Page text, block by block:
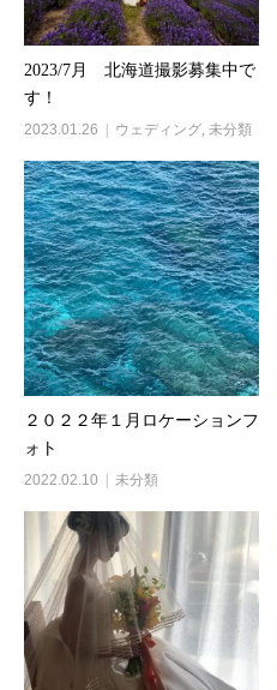
2023/7月 北海道撮影募集中で
す！
2023.01.26 ウェディング, 未分類
２０２２年１月ロケーションフ
ォト
2022.02.10 未分類